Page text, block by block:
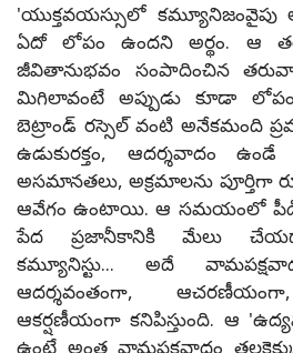
'యుక్తవయస్సులో కమ్యూనిజంవైపు
ఏదో లోపం ఉందని అర్థం. ఆ
జీవితానుభవం సంపాదించిన
మిగిలావంటే అప్పుడు కూడా
బెట్రాండ్ రస్సెల్ వంటి అనేకమంది
ఉడుకురక్తం, ఆదర్శవాదం
అసమానతలు, అక్రమాలను పూర్తిగా
ఆవేగం ఉంటాయి. ఆ సమయంలో
పేద ప్రజానీకానికి మేలు
కమ్యూనిస్టు... అదే
ఆదర్శవంతంగా,
ఆకర్షణీయంగా కనిపిస్తుంది. ఆ
ఉంటే అంత వామపక్షవాదం